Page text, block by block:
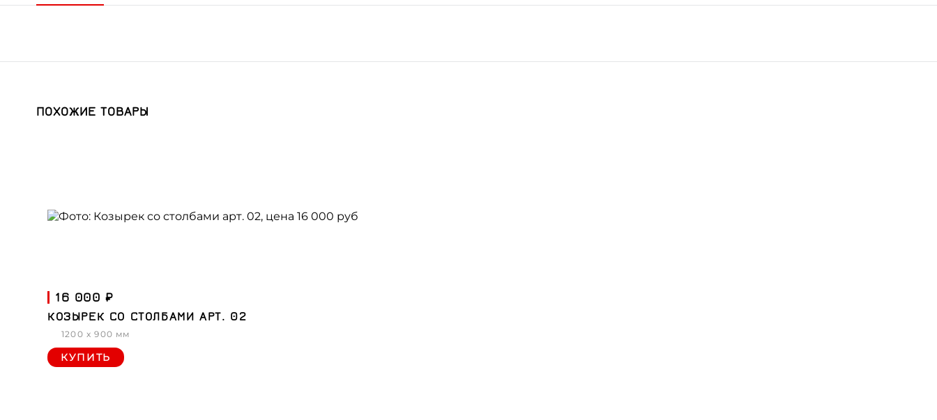
ПОХОЖИЕ ТОВАРЫ
16 000 ₽
КОЗЫРЕК СО СТОЛБАМИ АРТ. 02
1200 x 900 мм
КУПИТЬ